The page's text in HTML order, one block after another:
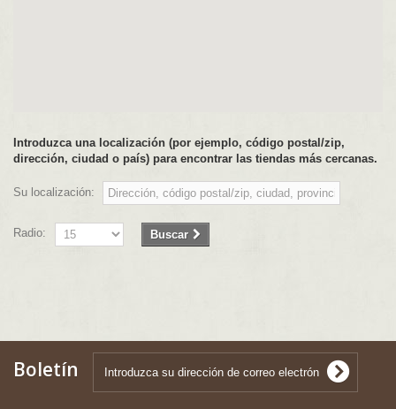
Introduzca una localización (por ejemplo, código postal/zip,
dirección, ciudad o país) para encontrar las tiendas más cercanas.
Su localización:
Radio: Buscar
Boletín